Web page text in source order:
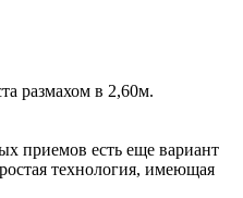
размахом в 2,60м.
приемов есть еще вариант
технология, имеющая